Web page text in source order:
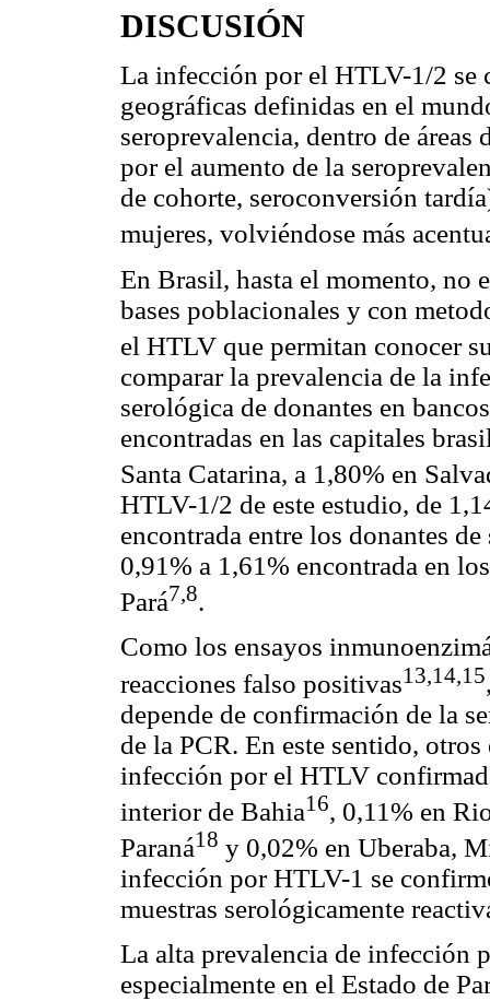
DISCUSIÓN
La infección por el HTLV-1/2 se
geográficas definidas en el
seroprevalencia, dentro de áreas
por el aumento de la
de cohorte, seroconversión
mujeres, volviéndose más
En Brasil, hasta el momento, no
bases poblacionales y con
el HTLV que permitan conocer
comparar la prevalencia de la
serológica de donantes en
encontradas en las capitales
Santa Catarina, a 1,80% en
HTLV-1/2 de este estudio, de
encontrada entre los donantes
0,91% a 1,61% encontrada en
Pará7,8.
Como los ensayos
reacciones falso positivas13,14,15
depende de confirmación de la
de la PCR. En este sentido,
infección por el HTLV
interior de Bahia16, 0,11% en
Paraná18 y 0,02% en Uberaba,
infección por HTLV-1 se
muestras serológicamente
La alta prevalencia de infección
especialmente en el Estado de